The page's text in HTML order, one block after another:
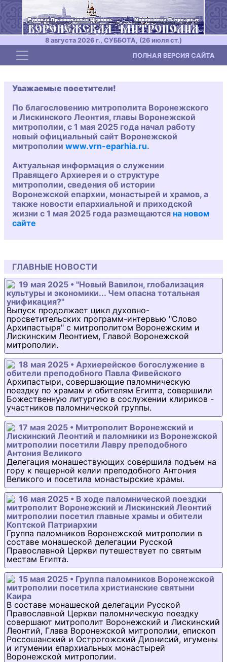
8 августа 2026 г., СУББОТА, (26 июля ст.)
Toggle navigation ПОЛНАЯ ВЕРСИЯ САЙТА
Уважаемые посетители!
По благословению митрополита Воронежского
и Лискинского Леонтия, главы Воронежской
митрополии, с 1 мая 2025 года начал работу
новый официальный сайт Воронежской
митрополии www.vrn-eparhia.ru.
Актуальная информация о служении
Правящего Архиерея и о структуре
митрополии, сведения об истории
Воронежской епархии, монастырей и храмов, а
также новости епархиальной и приходской
жизни с 1 мая 2025 года размещаются на новом
сайте
ГЛАВНЫЕ НОВОСТИ
19 мая 2025 • "Новый Вавилон, глобализация
культуры и экономики... Чем опасна тотальная
унификация?"
Выпуск продолжает цикл духовно-
просветительских программ-интервью "Слово
Архипастыря" с митрополитом Воронежским и
Лискинским Леонтием, Главой Воронежской
митрополии.
18 мая 2025 • Архиерейское богослужение в
обители преподобного Павла Фивейского
Архипастыри, совершающие паломническую
поездку по храмам и обителям Египта, совершили
Божественную литургию в сослужении клириков -
участников паломнической группы.
17 мая 2025 • Митрополит Воронежский и
Лискинский Леонтий и паломники из Воронежской
митрополии посетили Лавру преподобного
Антония Великого
Делегация монашествующих совершила подъем на
гору к пещерной келии преподобного Антония
Великого и посетила монастырские храмы.
16 мая 2025 • В ходе паломнической поездки
митрополит Воронежский и Лискинский Леонтий
митрополии посетил главные храмы и обители
Коптской Патриархии
Группа паломников Воронежской митрополии в
составе монашеской делегации Русской
Православной Церкви путешествует по святым
местам Египта.
15 мая 2025 • Группа паломников Воронежской
митрополии посетила христианские святыни
Каира
В составе монашеской делегации Русской
Православной Церкви паломническую поездку
совершают митрополит Воронежский и Лискинский
Леонтий, Глава Воронежской митрополии, епископ
Россошанский и Острогожский Дионисий, игумены
и игумении епархиальных монастырей
Воронежской митрополии.